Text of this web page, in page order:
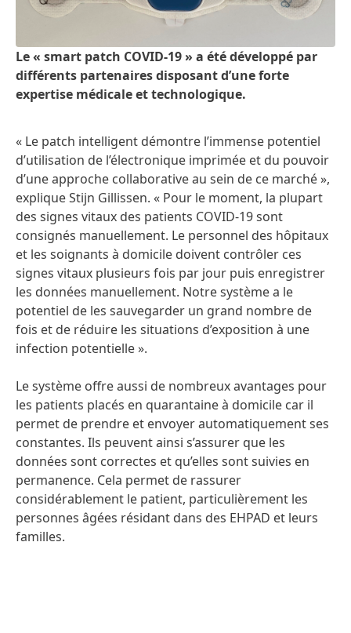
Le « smart patch COVID-19 » a été développé par
différents partenaires disposant d’une forte
expertise médicale et technologique.
« Le patch intelligent démontre l’immense potentiel
d’utilisation de l’électronique imprimée et du pouvoir
d’une approche collaborative au sein de ce marché »,
explique Stijn Gillissen. « Pour le moment, la plupart
des signes vitaux des patients COVID-19 sont
consignés manuellement. Le personnel des hôpitaux
et les soignants à domicile doivent contrôler ces
signes vitaux plusieurs fois par jour puis enregistrer
les données manuellement. Notre système a le
potentiel de les sauvegarder un grand nombre de
fois et de réduire les situations d’exposition à une
infection potentielle ».
Le système offre aussi de nombreux avantages pour
les patients placés en quarantaine à domicile car il
permet de prendre et envoyer automatiquement ses
constantes. Ils peuvent ainsi s’assurer que les
données sont correctes et qu’elles sont suivies en
permanence. Cela permet de rassurer
considérablement le patient, particulièrement les
personnes âgées résidant dans des EHPAD et leurs
familles.